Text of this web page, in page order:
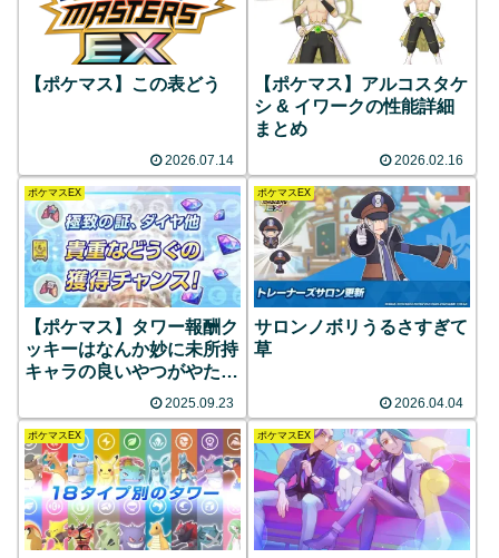
【ポケマス】この表どう
2026.07.14
【ポケマス】アルコスタケ
シ & イワークの性能詳細
まとめ
2026.02.16
ポケマスEX
【ポケマス】タワー報酬ク
ッキーはなんか妙に未所持
キャラの良いやつがやたら
2025.09.23
ポケマスEX
サロンノボリうるさすぎて
草
2026.04.04
ポケマスEX ポケマスEX